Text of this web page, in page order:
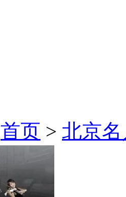
首页 > 北京